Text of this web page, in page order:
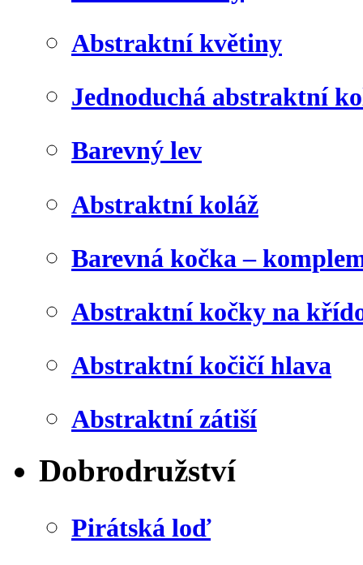
Abstraktní květiny
Jednoduchá abstraktní
Barevný lev
Abstraktní koláž
Barevná kočka –
Abstraktní kočky na
Abstraktní kočičí hlava
Abstraktní zátiší
Dobrodružství
Pirátská loď